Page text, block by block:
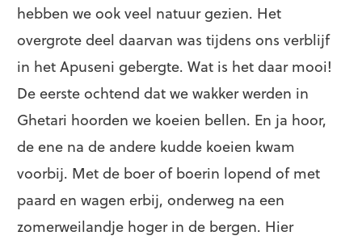
hebben we ook veel natuur gezien. Het
overgrote deel daarvan was tijdens ons verblijf
in het Apuseni gebergte. Wat is het daar mooi!
De eerste ochtend dat we wakker werden in
Ghetari hoorden we koeien bellen. En ja hoor,
de ene na de andere kudde koeien kwam
voorbij. Met de boer of boerin lopend of met
paard en wagen erbij, onderweg na een
zomerweilandje hoger in de bergen. Hier